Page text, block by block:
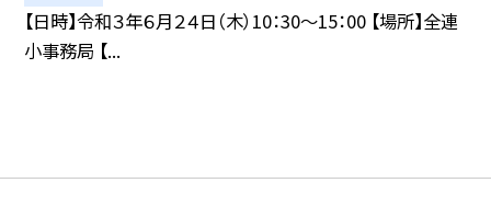
【日時】令和３年６月２４日（木）10：30〜15：00 【場所】全連
小事務局 【...